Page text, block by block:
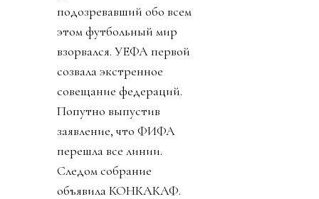
подозревавший обо всем
этом футбольный мир
взорвался. УЕФА первой
созвала экстренное
совещание федераций.
Попутно выпустив
заявление, что ФИФА
перешла все линии.
Следом собрание
объявила КОНКАКАФ.